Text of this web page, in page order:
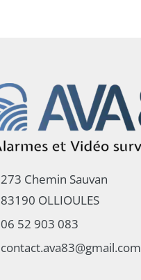
273 Chemin Sauvan
83190 OLLIOULES
06 52 903 083
contact.ava83@gmail.com